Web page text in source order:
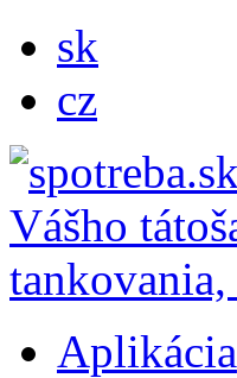
sk
cz
Aplikácia